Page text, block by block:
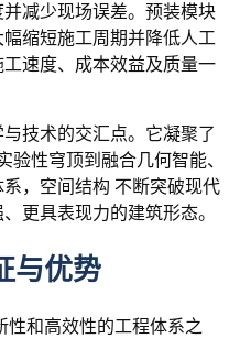
减少现场误差。预装模块
缩短施工周期并降低人工
速度、成本效益及质量一
技术的交汇点。它凝聚了
性穹顶到融合几何智能、
，空间结构 不断突破现代
更具表现力的建筑形态。
与优势
性和高效性的工程体系之